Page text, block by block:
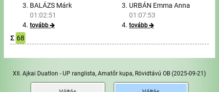
BALÁZS Márk
01:02:51
tovább
URBÁN Emma Anna
01:07:53
tovább
Σ 68
XII. Ajkai Duatlon - UP ranglista, Amatőr kupa, Rövidtávú OB(2025-09-21)